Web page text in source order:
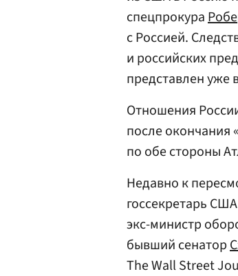
спецпрокура
с Россией.
и российских
представлен уже
Отношения
после окончания
по обе стороны
Недавно к
госсекретарь
экс-министр
бывший сенатор
The Wall Street